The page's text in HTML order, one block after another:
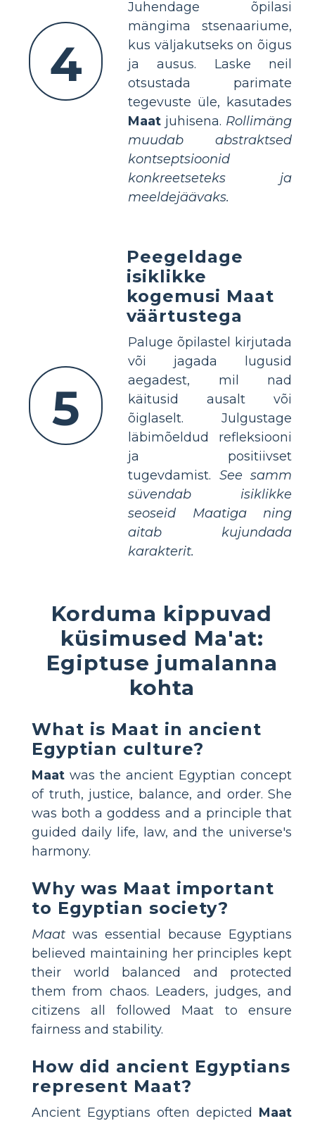
4
Juhendage õpilasi
mängima stsenaariume,
kus väljakutseks on õigus
ja ausus. Laske neil
otsustada parimate
tegevuste üle, kasutades
Maat juhisena. Rollimäng
muudab abstraktsed
kontseptsioonid
konkreetseteks ja
meeldejäävaks.
5
Peegeldage
isiklikke
kogemusi Maat
väärtustega
Paluge õpilastel kirjutada
või jagada lugusid
aegadest, mil nad
käitusid ausalt või
õiglaselt. Julgustage
läbimõeldud refleksiooni
ja positiivset
tugevdamist. See samm
süvendab isiklikke
seoseid Maatiga ning
aitab kujundada
karakterit.
Korduma kippuvad
küsimused Ma'at:
Egiptuse jumalanna
kohta
What is Maat in ancient
Egyptian culture?
Maat was the ancient Egyptian concept
of truth, justice, balance, and order. She
was both a goddess and a principle that
guided daily life, law, and the universe's
harmony.
Why was Maat important
to Egyptian society?
Maat was essential because Egyptians
believed maintaining her principles kept
their world balanced and protected
them from chaos. Leaders, judges, and
citizens all followed Maat to ensure
fairness and stability.
How did ancient Egyptians
represent Maat?
Ancient Egyptians often depicted Maat